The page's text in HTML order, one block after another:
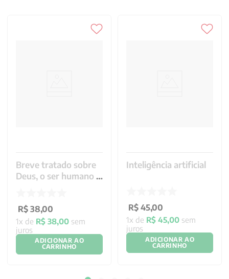
Breve tratado sobre
Deus, o ser humano e
R$ 38,00
1x de R$ 38,00 sem
juros
ADICIONAR AO
CARRINHO
Inteligência artificial
R$ 45,00
1x de R$ 45,00 sem
juros
ADICIONAR AO
CARRINHO